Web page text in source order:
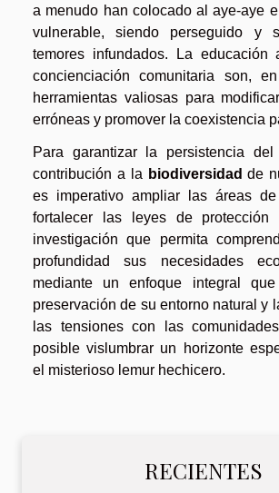
a menudo han colocado al aye-aye
vulnerable, siendo perseguido y
temores infundados. La educación
concienciación comunitaria son,
herramientas valiosas para
erróneas y promover la coexistencia
Para garantizar la persistencia
contribución a la biodiversidad de
es imperativo ampliar las áreas de
fortalecer las leyes de protección
investigación que permita
profundidad sus necesidades
mediante un enfoque integral
preservación de su entorno natural y
las tensiones con las
posible vislumbrar un horizonte
el misterioso lemur hechicero.
RECIENTES